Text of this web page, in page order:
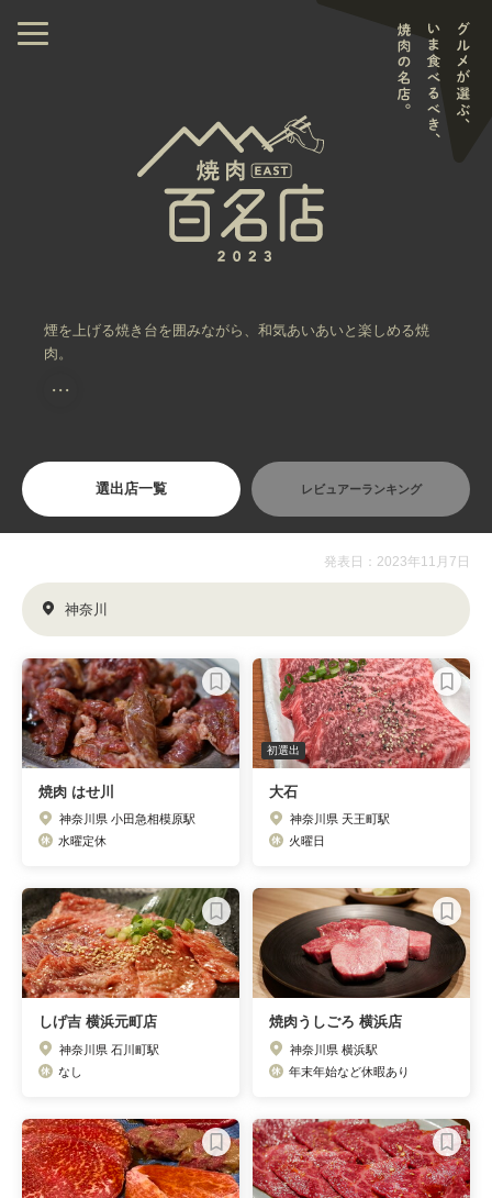
煙を上げる焼き台を囲みながら、和気あいあいと楽しめる焼
肉。
・・・
選出店一覧 レビュアーランキング
発表日：2023年11月7日
神奈川
焼肉 はせ川
神奈川県 小田急相模原駅
水曜定休
初選出
大石
神奈川県 天王町駅
火曜日
しげ吉 横浜元町店
神奈川県 石川町駅
なし
焼肉うしごろ 横浜店
神奈川県 横浜駅
年末年始など休暇あり